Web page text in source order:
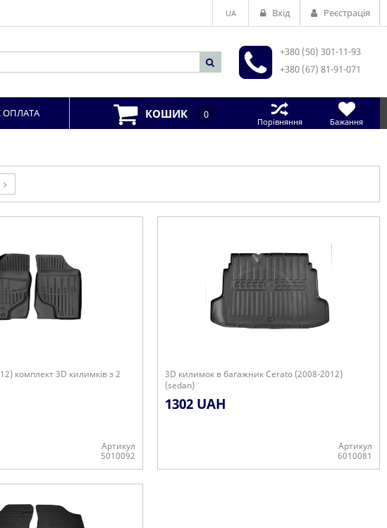
комплект 3D килимків з 2
Артикул
5010092
3D килимок в багажник Cerato (2008-2012)
(sedan)
1302 UAH
Артикул
6010081
UA Вхід Реєстрація
+380 (50) 301-11-93
+380 (67) 81-91-071
ОПЛАТА КОШИК 0
Порівняння Бажання